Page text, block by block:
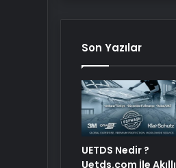
Son Yazılar
UETDS Nedir ?
Uetds.com İle Akıllı